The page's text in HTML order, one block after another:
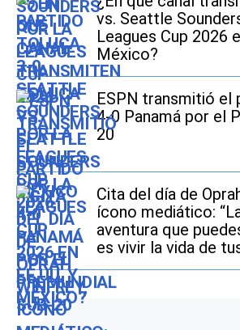
vs. Seattle
Leagues Cup 2026
México?
ESPN transmitió el
4-0 Panamá por el
20
Cita del día de
ícono mediático:
aventura que
es vivir la vida de